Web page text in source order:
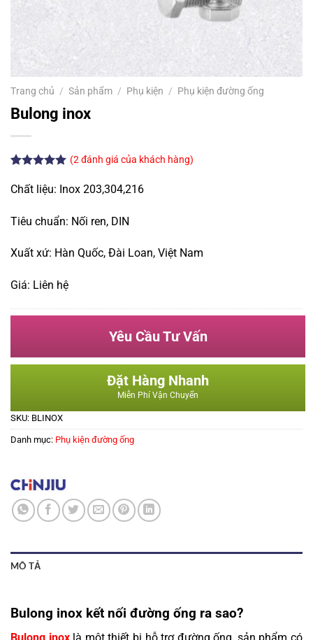
Trang chủ / Sản phẩm / Phụ kiện / Phụ kiện đường ống
Bulong inox
dựa trên
đánh giá
(2đánh giá của khách hàng)
Chất liệu: Inox 203,304,216
Tiêu chuẩn: Nối ren, DIN
Xuất xứ: Hàn Quốc, Đài Loan, Việt Nam
Giá: Liên hệ
Yêu Cầu Tư Vấn
Đặt Hàng Nhanh
Miễn Phí Vận Chuyển
SKU: BLINOX
Danh mục: Phụ kiện đường ống
MÔ TẢ
Bulong inox kết nối đường ống ra sao?
Bulong inoxlà một thiết bị hỗ trợ đường ống, sản phẩm có